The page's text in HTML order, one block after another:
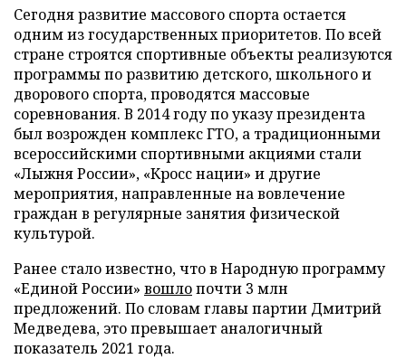
Сегодня развитие массового спорта остается
одним из государственных приоритетов. По всей
стране строятся спортивные объекты реализуются
программы по развитию детского, школьного и
дворового спорта, проводятся массовые
соревнования. В 2014 году по указу президента
был возрожден комплекс ГТО, а традиционными
всероссийскими спортивными акциями стали
«Лыжня России», «Кросс нации» и другие
мероприятия, направленные на вовлечение
граждан в регулярные занятия физической
культурой.
Ранее стало известно, что в Народную программу
«Единой России» вошлопочти 3 млн
предложений. По словам главы партии Дмитрий
Медведева, это превышает аналогичный
показатель 2021 года.